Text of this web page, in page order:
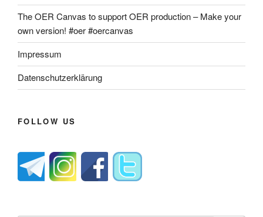
The OER Canvas to support OER production – Make your
own version! #oer #oercanvas
Impressum
Datenschutzerklärung
FOLLOW US